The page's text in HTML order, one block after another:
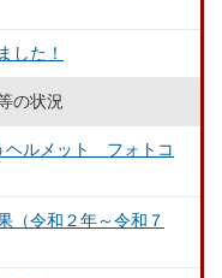
した！
の状況
ヘルメット フォトコ
（令和２年～令和７